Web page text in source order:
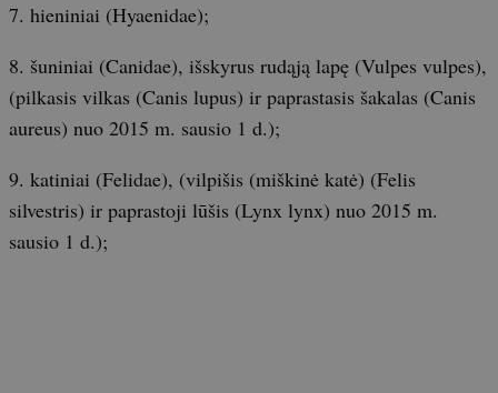
7. hieniniai (Hyaenidae);
8. šuniniai (Canidae), išskyrus rudąją lapę (Vulpes vulpes),
(pilkasis vilkas (Canis lupus) ir paprastasis šakalas (Canis
aureus) nuo 2015 m. sausio 1 d.);
9. katiniai (Felidae), (vilpišis (miškinė katė) (Felis
silvestris) ir paprastoji lūšis (Lynx lynx) nuo 2015 m.
sausio 1 d.);